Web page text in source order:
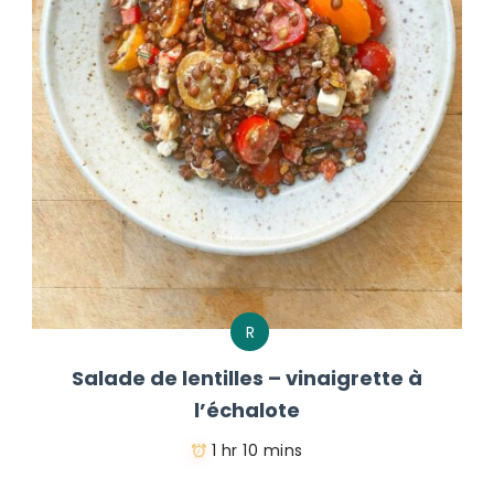
R
Salade de lentilles – vinaigrette à
l’échalote
1 hr 10 mins